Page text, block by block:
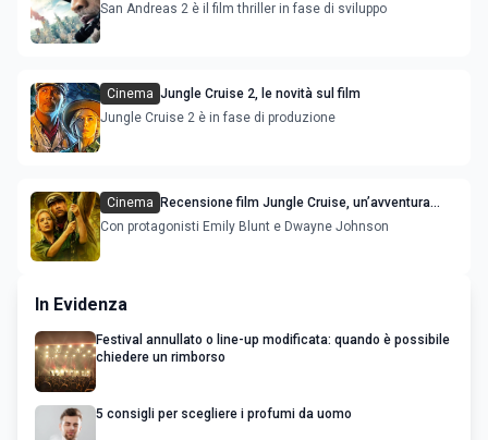
San Andreas 2 è il film thriller in fase di sviluppo
Cinema Jungle Cruise 2, le novità sul film
Jungle Cruise 2 è in fase di produzione
Cinema
Recensione film Jungle Cruise, un’avventura
immaginifica
Con protagonisti Emily Blunt e Dwayne Johnson
In Evidenza
Festival annullato o line-up modificata: quando è possibile
chiedere un rimborso
5 consigli per scegliere i profumi da uomo